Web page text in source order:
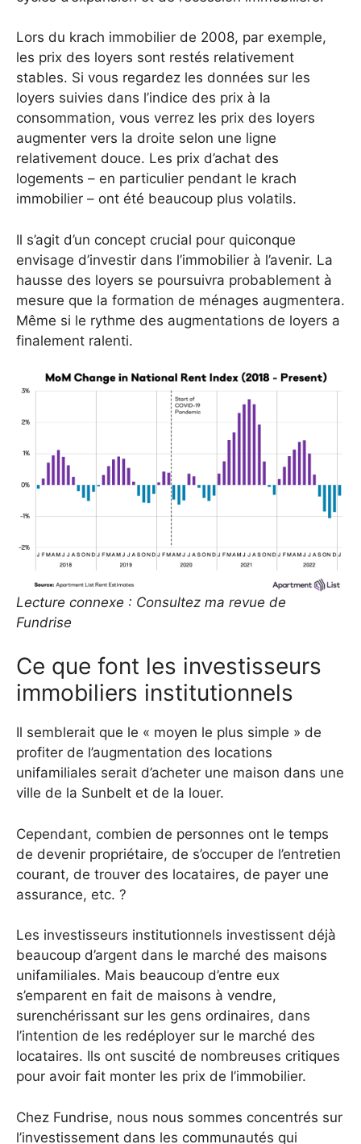
Lors du krach immobilier de 2008, par exemple,
les prix des loyers sont restés relativement
stables. Si vous regardez les données sur les
loyers suivies dans l’indice des prix à la
consommation, vous verrez les prix des loyers
augmenter vers la droite selon une ligne
relativement douce. Les prix d’achat des
logements – en particulier pendant le krach
immobilier – ont été beaucoup plus volatils.
Il s’agit d’un concept crucial pour quiconque
envisage d’investir dans l’immobilier à l’avenir. La
hausse des loyers se poursuivra probablement à
mesure que la formation de ménages augmentera.
Même si le rythme des augmentations de loyers a
finalement ralenti.
Lecture connexe : Consultez ma revue de
Fundrise
Ce que font les investisseurs
immobiliers institutionnels
Il semblerait que le « moyen le plus simple » de
profiter de l’augmentation des locations
unifamiliales serait d’acheter une maison dans une
ville de la Sunbelt et de la louer.
Cependant, combien de personnes ont le temps
de devenir propriétaire, de s’occuper de l’entretien
courant, de trouver des locataires, de payer une
assurance, etc. ?
Les investisseurs institutionnels investissent déjà
beaucoup d’argent dans le marché des maisons
unifamiliales. Mais beaucoup d’entre eux
s’emparent en fait de maisons à vendre,
surenchérissant sur les gens ordinaires, dans
l’intention de les redéployer sur le marché des
locataires. Ils ont suscité de nombreuses critiques
pour avoir fait monter les prix de l’immobilier.
Chez Fundrise, nous nous sommes concentrés sur
l’investissement dans les communautés qui